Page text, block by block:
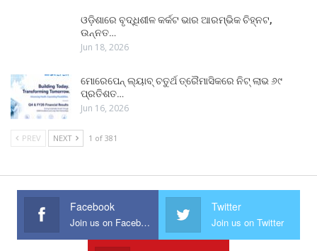
ଓଡ଼ିଶାରେ ବୃଦ୍ଧିଶୀଳ କର୍କଟ ଭାର ଆରମ୍ଭିକ ଚିହ୍ନଟ,
ଉନ୍ନତ…
Jun 18, 2026
ମୋରେପେନ୍ ଲ୍ୟାବ୍ ଚତୁର୍ଥ ତ୍ରୈମାସିକରେ ନିଟ୍ ଲାଭ ୬୯
ପ୍ରତିଶତ…
Jun 16, 2026
PREV NEXT 1 of 381
Facebook
Join us on Facebook
Twitter
Join us on Twitter